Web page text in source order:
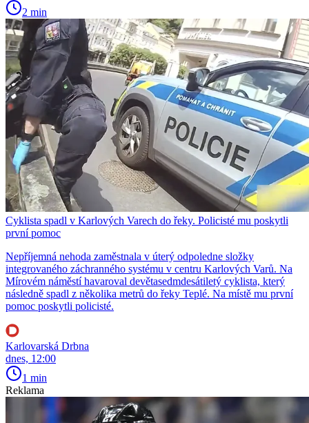
2 min
Cyklista spadl v Karlových Varech do řeky. Policisté mu poskytli
první pomoc
Nepříjemná nehoda zaměstnala v úterý odpoledne složky
integrovaného záchranného systému v centru Karlových Varů. Na
Mírovém náměstí havaroval devětasedmdesátiletý cyklista, který
následně spadl z několika metrů do řeky Teplé. Na místě mu první
pomoc poskytli policisté.
Karlovarská Drbna
dnes, 12:00
1 min
Reklama